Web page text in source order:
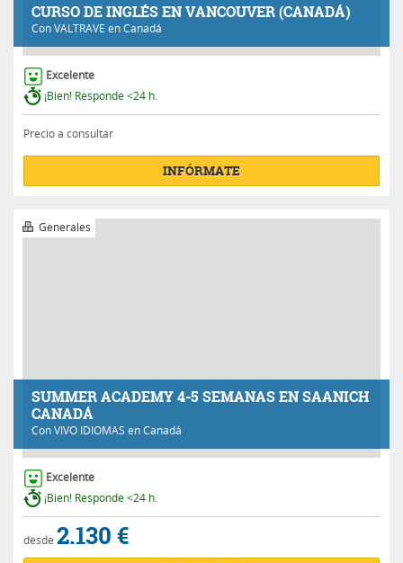
CURSO DE INGLÉS EN VANCOUVER (CANADÁ)
ConVALTRAVE en Canadá
Excelente
¡Bien! Responde <24 h.
Precio a consultar
INFÓRMATE
SUMMER ACADEMY 4-5 SEMANAS EN SAANICH
CANADÁ
ConVIVO IDIOMAS en Canadá
Generales
Excelente
¡Bien! Responde <24 h.
desde 2.130 €